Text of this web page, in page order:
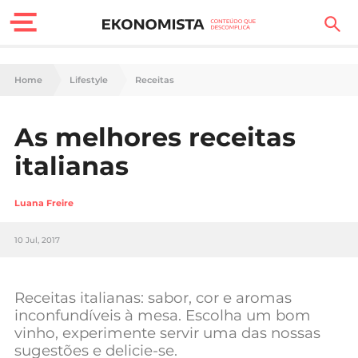
Finanças Pessoais
Carreira
Tecnologia
Negócios
Home Lifestyle Receitas
As melhores receitas
italianas
Luana Freire
10 Jul, 2017
Receitas italianas: sabor, cor e aromas
inconfundíveis à mesa. Escolha um bom
vinho, experimente servir uma das nossas
sugestões e delicie-se.